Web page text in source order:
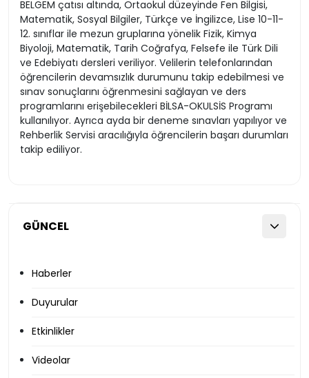
GÜNCEL
Haberler
Duyurular
Etkinlikler
Videolar
BELGEM çatısı altında, Ortaokul düzeyinde Fen Bilgisi,
Matematik, Sosyal Bilgiler, Türkçe ve İngilizce, Lise 10-11-
12. sınıflar ile mezun gruplarına yönelik Fizik, Kimya
Biyoloji, Matematik, Tarih Coğrafya, Felsefe ile Türk Dili
ve Edebiyatı dersleri veriliyor. Velilerin telefonlarından
öğrencilerin devamsızlık durumunu takip edebilmesi ve
sınav sonuçlarını öğrenmesini sağlayan ve ders
programlarını erişebilecekleri BİLSA-OKULSİS Programı
kullanılıyor. Ayrıca ayda bir deneme sınavları yapılıyor ve
Rehberlik Servisi aracılığıyla öğrencilerin başarı durumları
takip ediliyor.